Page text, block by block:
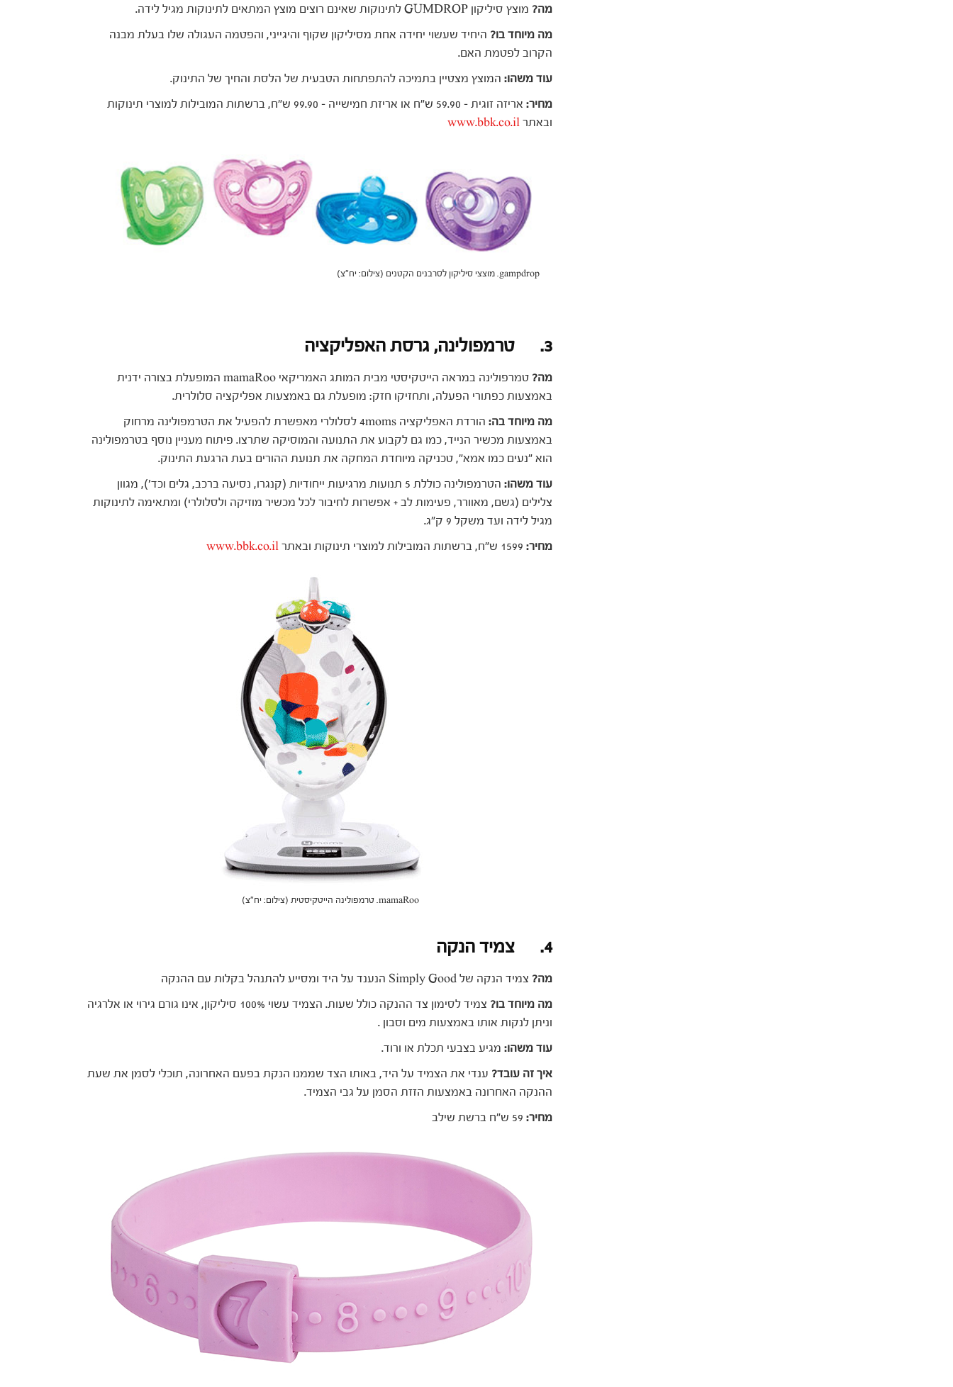
מה? מוצץ סיליקון GUMDROP לתינוקות שאינם רוצים מוצץ המתאים לתינוקות מגיל לידה.
מה מיוחד בו? היחיד שעשוי יחידה אחת מסיליקון שקוף והיגייני, והפטמה העגולה שלו בעלת מבנה
הקרוב לפטמת האם.
עוד משהו:המוצץ מצטיין בתמיכה להתפתחות הטבעית של הלסת והחיך של התינוק.
מחיר:
אריזה זוגית – 59.90 ש"ח או אריזת חמישייה – 99.90 ש"ח, ברשתות המובילות למוצרי תינוקות
ובאתרwww.bbk.co.il
gampdrop. מוצצי סיליקון לסרבנים הקטנים (צילום: יח"צ)
3. טרמפולינה, גרסת האפליקציה
מה?
טמרפולינה במראה הייטקיסטי מבית המותג האמריקאי mamaRoo המופעלת בצורה ידנית
באמצעות כפתורי הפעלה, ותחזיקו חזק: מופעלת גם באמצעות אפליקציה סלולרית.
מה מיוחד בה:
הורדת האפליקציה 4moms לסלולרי מאפשרת להפעיל את הטרמפולינה מרחוק
באמצעות מכשיר הנייד, כמו גם לקבוע את התנועה והמוסיקה שתרצו. פיתוח מעניין נוסף בטרמפולינה
הוא "נעים כמו אמא", טכניקה מיוחדת המחקה את תנועת ההורים בעת הרגעת התינוק.
עוד משהו:
הטרמפולינה כוללת 5 תנועות מרגיעות ייחודיות (קנגרו, נסיעה ברכב, גלים וכד'), מגוון
צלילים (גשם, מאוורר, פעימות לב + אפשרות לחיבור לכל מכשיר מוזיקה ולסלולרי) ומתאימה לתינוקות
מגיל לידה ועד משקל 9 ק"ג.
מחיר:1599 ש"ח, ברשתות המובילות למוצרי תינוקות ובאתר www.bbk.co.il
mamaRoo. טרמפולינה הייטקיסטית (צילום: יח"צ)
4. צמיד הנקה
מה? צמיד הנקה של Simply Good הנענד על היד ומסייע להתנהל בקלות עם ההנקה
מה מיוחד בו?
צמיד לסימון צד ההנקה כולל שעות. הצמיד עשוי 100% סיליקון, אינו גורם גירוי או אלרגיה
וניתן לנקות אותו באמצעות מים וסבון .
עוד משהו:מגיע בצבעי תכלת או ורוד.
איך זה עובד? ענדי את הצמיד על היד, באותו הצד שממנו הנקת בפעם האחרונה, תוכלי לסמן את שעת
ההנקה האחרונה באמצעות הזזת הסמן על גבי הצמיד.
מחיר:59 ש"ח ברשת שילב